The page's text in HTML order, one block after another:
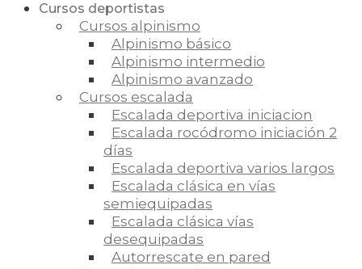
Cursos deportistas
Cursos alpinismo
Alpinismo básico
Alpinismo intermedio
Alpinismo avanzado
Cursos escalada
Escalada deportiva iniciacion
Escalada rocódromo iniciación 2
días
Escalada deportiva varios largos
Escalada clásica en vías
semiequipadas
Escalada clásica vías
desequipadas
Autorrescate en pared